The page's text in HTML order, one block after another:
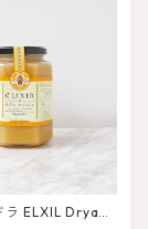
ラ ELXIL Dryand